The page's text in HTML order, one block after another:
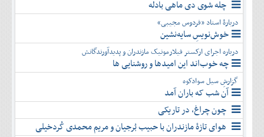
چله شوی دی ماهی بادله
دربارۀ استاد «فردوس مجیبی»
خوش‌نویسِ سایه‌نشین
درباره اجرای ارکستر فیلارمونیک مازندران و پدیدآورندگانش
چه خوب‌اند این امیدها و روشنایی ها
گزارشِ سیل سوادکوه
آن شب که باران آمد
چون چراغ، در تاریکی
هوای تازۀ مازندران با حبیب بُرجیان و مریم محمدی کُردخیلی